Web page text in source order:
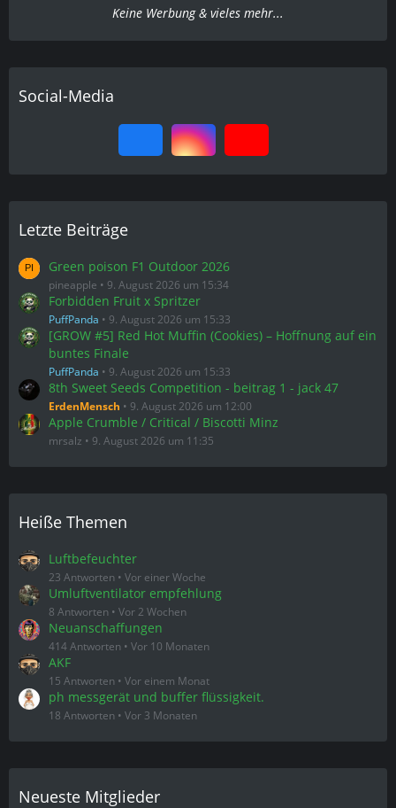
Keine Werbung & vieles mehr...
Social-Media
Letzte Beiträge
Green poison F1 Outdoor 2026
pineapple 9. August 2026 um 15:34
Forbidden Fruit x Spritzer
PuffPanda 9. August 2026 um 15:33
[GROW #5] Red Hot Muffin (Cookies) – Hoffnung auf ein
buntes Finale
PuffPanda 9. August 2026 um 15:33
8th Sweet Seeds Competition - beitrag 1 - jack 47
ErdenMensch 9. August 2026 um 12:00
Apple Crumble / Critical / Biscotti Minz
mrsalz 9. August 2026 um 11:35
Heiße Themen
Luftbefeuchter
23 Antworten Vor einer Woche
Umluftventilator empfehlung
8 Antworten Vor 2 Wochen
Neuanschaffungen
414 Antworten Vor 10 Monaten
AKF
15 Antworten Vor einem Monat
ph messgerät und buffer flüssigkeit.
18 Antworten Vor 3 Monaten
Neueste Mitglieder